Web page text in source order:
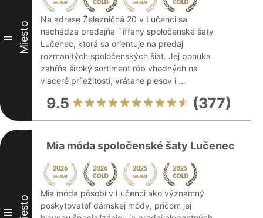
II Miesto
Na adrese Železničná 20 v Lučenci sa
nachádza predajňa Tiffany spoločenské šaty
Lučenec, ktorá sa orientuje na predaj
rozmanitých spoločenských šiat. Jej ponuka
zahŕňa široký sortiment rób vhodných na
viaceré príležitosti, vrátane plesov i ...
9.5 (377)
III Miesto
Mia móda spoločenské šaty Lučenec
Mia móda pôsobí v Lučenci ako významný
poskytovateľ dámskej módy, pričom jej